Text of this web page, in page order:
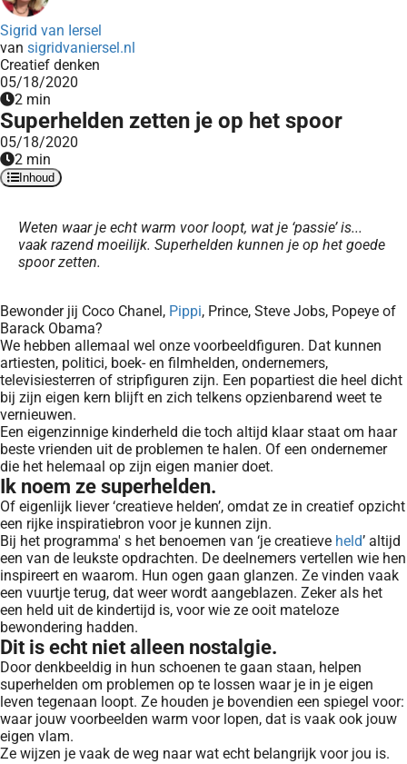
Sigrid van Iersel
van sigridvaniersel.nl
Creatief denken
05/18/2020
2 min
Superhelden zetten je op het spoor
05/18/2020
2 min
Inhoud
Weten waar je echt warm voor loopt, wat je ‘passie’ is...
vaak razend moeilijk. Superhelden kunnen je op het goede
spoor zetten.
Bewonder jij Coco Chanel, Pippi, Prince, Steve Jobs, Popeye of
Barack Obama?
We hebben allemaal wel onze voorbeeldfiguren. Dat kunnen
artiesten, politici, boek- en filmhelden, ondernemers,
televisiesterren of stripfiguren zijn. Een popartiest die heel dicht
bij zijn eigen kern blijft en zich telkens opzienbarend weet te
vernieuwen.
Een eigenzinnige kinderheld die toch altijd klaar staat om haar
beste vrienden uit de problemen te halen. Of een ondernemer
die het helemaal op zijn eigen manier doet.
Ik noem ze superhelden.
Of eigenlijk liever ‘creatieve helden’, omdat ze in creatief opzicht
een rijke inspiratiebron voor je kunnen zijn.
Bij het programma' s het benoemen van ‘je creatieve held’ altijd
een van de leukste opdrachten. De deelnemers vertellen wie hen
inspireert en waarom. Hun ogen gaan glanzen. Ze vinden vaak
een vuurtje terug, dat weer wordt aangeblazen. Zeker als het
een held uit de kindertijd is, voor wie ze ooit mateloze
bewondering hadden.
Dit is echt niet alleen nostalgie.
Door denkbeeldig in hun schoenen te gaan staan, helpen
superhelden om problemen op te lossen waar je in je eigen
leven tegenaan loopt. Ze houden je bovendien een spiegel voor:
waar jouw voorbeelden warm voor lopen, dat is vaak ook jouw
eigen vlam.
Ze wijzen je vaak de weg naar wat echt belangrijk voor jou is.